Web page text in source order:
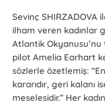
Sevinç
ilham veren kadınlar
Atlantik Okyanusu’nu
pilot Amelia Earhart
sözlerle özetlemiş:
kararıdır, geri kalanı
meselesidir.” Her